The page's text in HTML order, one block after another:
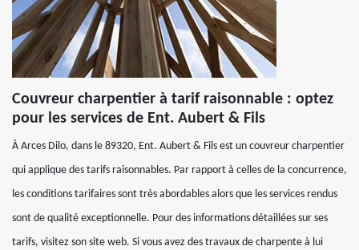
Couvreur charpentier à tarif raisonnable : optez
pour les services de Ent. Aubert & Fils
À Arces Dilo, dans le 89320, Ent. Aubert & Fils est un couvreur charpentier
qui applique des tarifs raisonnables. Par rapport à celles de la concurrence,
les conditions tarifaires sont très abordables alors que les services rendus
sont de qualité exceptionnelle. Pour des informations détaillées sur ses
tarifs, visitez son site web. Si vous avez des travaux de charpente à lui